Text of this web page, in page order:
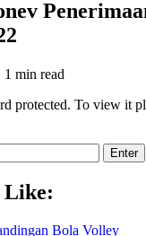
1 min read
protected. To view it
Like: